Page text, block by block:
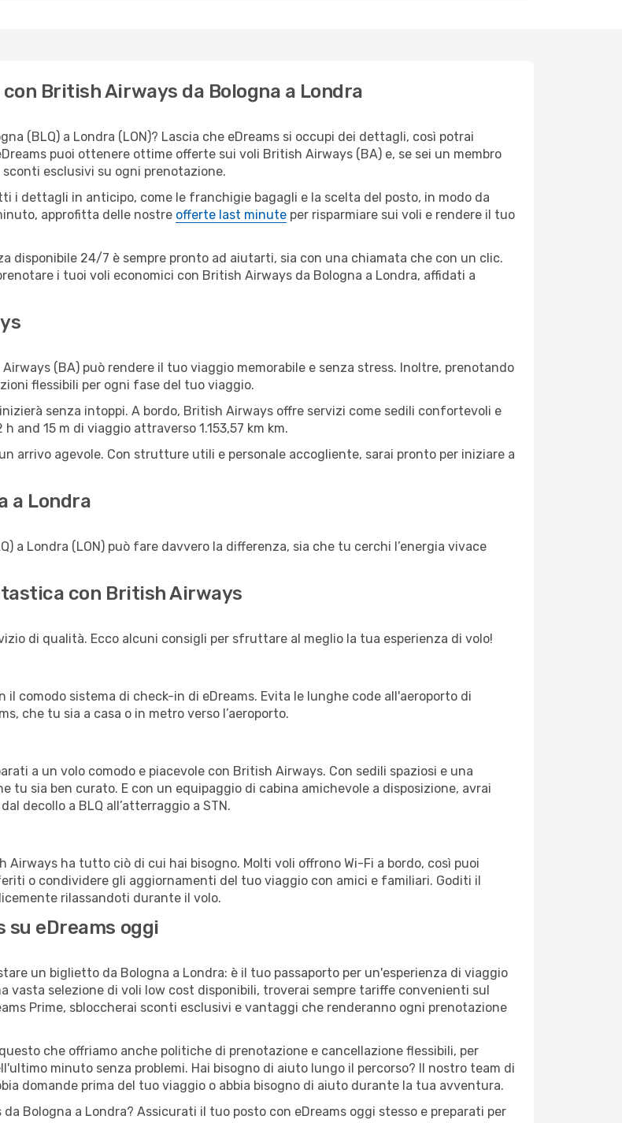
British Airways da Bologna a Londra
(BLQ) a Londra (LON)? Lascia che eDreams si occupi dei dettagli, così potrai
puoi ottenere ottime offerte sui voli British Airways (BA) e, se sei un membro
esclusivi su ogni prenotazione.
dettagli in anticipo, come le franchigie bagagli e la scelta del posto, in modo da
approfitta delle nostre offerte last minute per risparmiare sui voli e rendere il tuo
disponibile 24/7 è sempre pronto ad aiutarti, sia con una chiamata che con un clic.
i tuoi voli economici con British Airways da Bologna a Londra, affidati a
(BA) può rendere il tuo viaggio memorabile e senza stress. Inoltre, prenotando
flessibili per ogni fase del tuo viaggio.
senza intoppi. A bordo, British Airways offre servizi come sedili confortevoli e
and 15 m di viaggio attraverso 1.153,57 km km.
arrivo agevole. Con strutture utili e personale accogliente, sarai pronto per iniziare a
a Londra
a Londra (LON) può fare davvero la differenza, sia che tu cerchi l’energia vivace
con British Airways
di qualità. Ecco alcuni consigli per sfruttare al meglio la tua esperienza di volo!
comodo sistema di check-in di eDreams. Evita le lunghe code all'aeroporto di
che tu sia a casa o in metro verso l’aeroporto.
a un volo comodo e piacevole con British Airways. Con sedili spaziosi e una
tu sia ben curato. E con un equipaggio di cabina amichevole a disposizione, avrai
decollo a BLQ all’atterraggio a STN.
ha tutto ciò di cui hai bisogno. Molti voli offrono Wi-Fi a bordo, così puoi
o condividere gli aggiornamenti del tuo viaggio con amici e familiari. Goditi il
rilassandoti durante il volo.
eDreams oggi
un biglietto da Bologna a Londra: è il tuo passaporto per un'esperienza di viaggio
vasta selezione di voli low cost disponibili, troverai sempre tariffe convenienti sul
Prime, sbloccherai sconti esclusivi e vantaggi che renderanno ogni prenotazione
che offriamo anche politiche di prenotazione e cancellazione flessibili, per
minuto senza problemi. Hai bisogno di aiuto lungo il percorso? Il nostro team di
domande prima del tuo viaggio o abbia bisogno di aiuto durante la tua avventura.
Bologna a Londra? Assicurati il tuo posto con eDreams oggi stesso e preparati per